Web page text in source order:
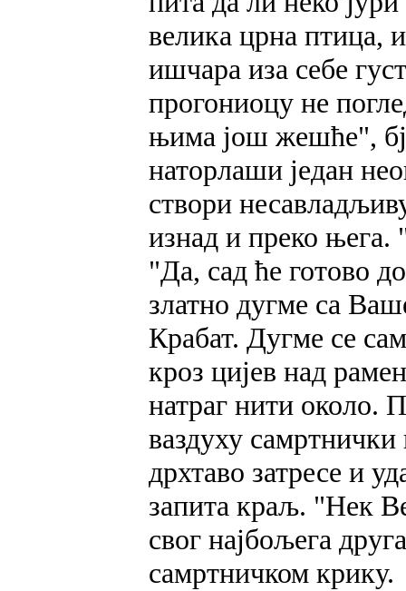
велика црна птица,
ишчара иза себе
прогониоцу не
њима још жешће",
наторлаши један
створи
изнад и преко њега.
"Да, сад ће готово
златно дугме са
Крабат. Дугме се
кроз цијев над
натраг нити около.
ваздуху
дрхтаво затресе и
запита краљ. "Нек
свог најбољега
самртничком крику.